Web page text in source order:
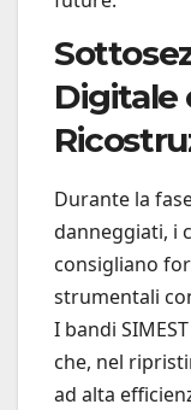
Digitale
Durante la
danneggiati, i
consigliano
strumentali
I bandi
che, nel
ad alta